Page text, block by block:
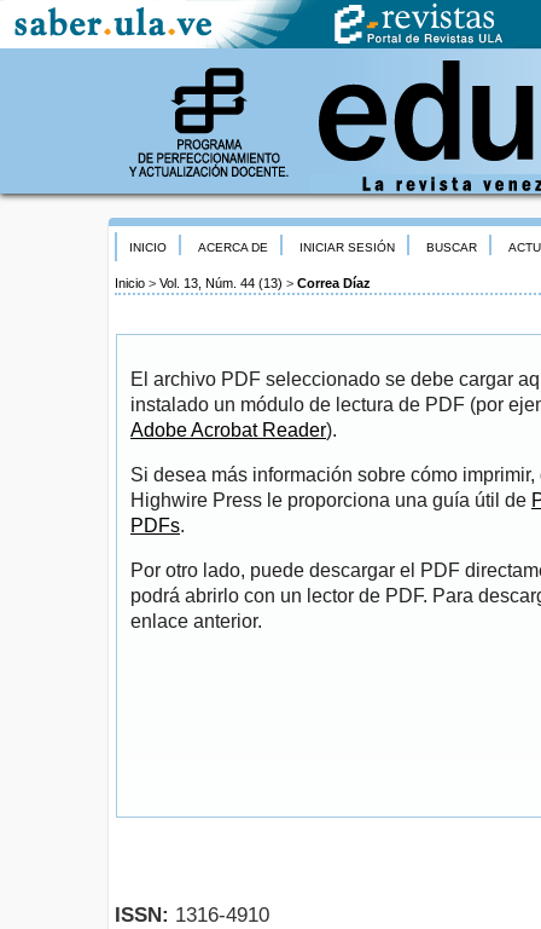
INICIO ACERCA DE INICIAR SESIÓN BUSCAR
Inicio > Vol. 13, Núm. 44 (13) > Correa Díaz
El archivo PDF seleccionado se debe cargar
instalado un módulo de lectura de PDF (por
Adobe Acrobat Reader).
Si desea más información sobre cómo
Highwire Press le proporciona una guía útil de
PDFs.
Por otro lado, puede descargar el PDF
podrá abrirlo con un lector de PDF. Para
enlace anterior.
ISSN: 1316-4910